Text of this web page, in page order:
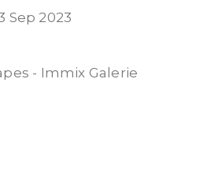
Sep 2023
- Immix Galerie